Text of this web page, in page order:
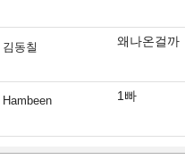
김동칠 왜나온걸까
Hambeen 1빠